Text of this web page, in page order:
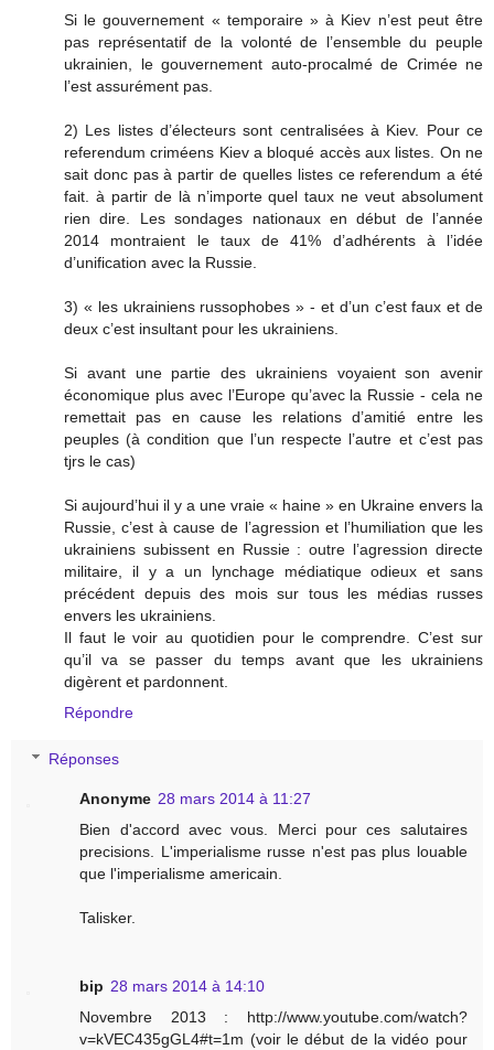
Si le gouvernement « temporaire » à Kiev n’est peut être
pas représentatif de la volonté de l’ensemble du peuple
ukrainien, le gouvernement auto-procalmé de Crimée ne
l’est assurément pas.
2) Les listes d’électeurs sont centralisées à Kiev. Pour ce
referendum criméens Kiev a bloqué accès aux listes. On ne
sait donc pas à partir de quelles listes ce referendum a été
fait. à partir de là n’importe quel taux ne veut absolument
rien dire. Les sondages nationaux en début de l’année
2014 montraient le taux de 41% d’adhérents à l’idée
d’unification avec la Russie.
3) « les ukrainiens russophobes » - et d’un c’est faux et de
deux c’est insultant pour les ukrainiens.
Si avant une partie des ukrainiens voyaient son avenir
économique plus avec l’Europe qu’avec la Russie - cela ne
remettait pas en cause les relations d’amitié entre les
peuples (à condition que l’un respecte l’autre et c’est pas
tjrs le cas)
Si aujourd’hui il y a une vraie « haine » en Ukraine envers la
Russie, c’est à cause de l’agression et l’humiliation que les
ukrainiens subissent en Russie : outre l’agression directe
militaire, il y a un lynchage médiatique odieux et sans
précédent depuis des mois sur tous les médias russes
envers les ukrainiens.
Il faut le voir au quotidien pour le comprendre. C’est sur
qu’il va se passer du temps avant que les ukrainiens
digèrent et pardonnent.
Répondre
Réponses
Anonyme 28 mars 2014 à 11:27
Bien d'accord avec vous. Merci pour ces salutaires
precisions. L'imperialisme russe n'est pas plus louable
que l'imperialisme americain.
Talisker.
bip 28 mars 2014 à 14:10
Novembre 2013 : http://www.youtube.com/watch?
v=kVEC435gGL4#t=1m (voir le début de la vidéo pour